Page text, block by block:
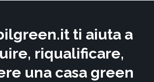
ti aiuta a
riqualificare,
una casa green